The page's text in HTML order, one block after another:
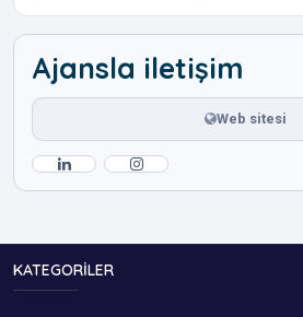
Ajansla iletişim
Web sitesi
KATEGORILER